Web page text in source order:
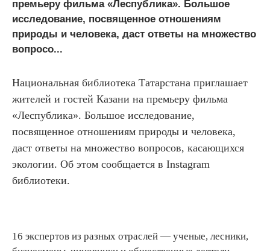
премьеру фильма «Леспублика». Большое
исследование, посвященное отношениям
природы и человека, даст ответы на множество
вопросо...
Национальная библиотека Татарстана приглашает
жителей и гостей Казани на премьеру фильма
«Леспублика». Большое исследование,
посвященное отношениям природы и человека,
даст ответы на множество вопросов, касающихся
экологии. Об этом сообщается в Instagram
библиотеки.
16 экспертов из разных отраслей — ученые, лесники,